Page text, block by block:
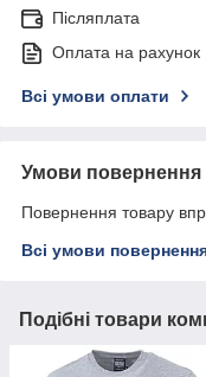
Післяплата
Оплата на рахунок
Всі умови оплати
Умови повернення
Повернення товару
Всі умови
Подібні товари